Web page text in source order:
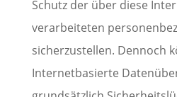
Schutz der über diese
verarbeiteten
sicherzustellen. Dennoch
Internetbasierte